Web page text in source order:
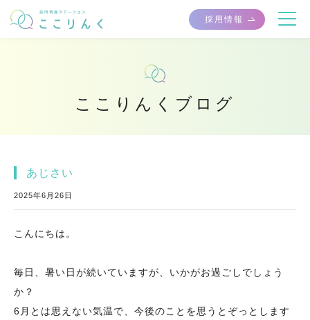
採用情報
ここりんくブログ
あじさい
2025年6月26日
こんにちは。
毎日、暑い日が続いていますが、いかがお過ごしでしょう
か？
6月とは思えない気温で、今後のことを思うとぞっとします